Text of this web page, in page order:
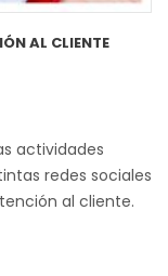
AL CLIENTE
actividades
redes sociales
al cliente.